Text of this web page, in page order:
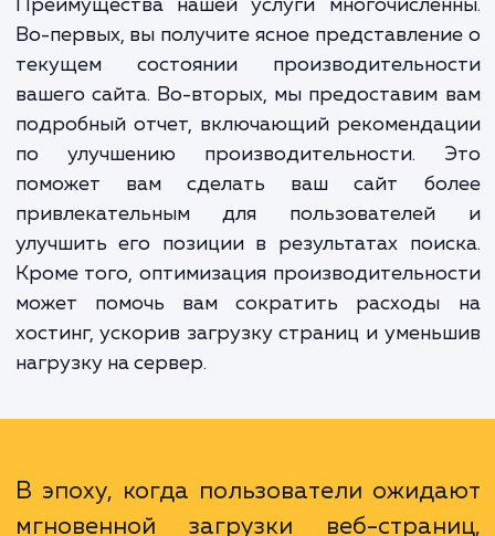
сервера, время загрузки
корректность работы всех
модулей, а также общую стабильность
Преимущества нашей услуги
Во-первых, вы получите ясное
текущем состоянии
вашего сайта. Во-вторых, мы предоставим
подробный отчет, включающий
по улучшению производительности.
поможет вам сделать ваш сайт
улучшить его позиции в результатах
может помочь вам сократить
хостинг, ускорив загрузку страниц и